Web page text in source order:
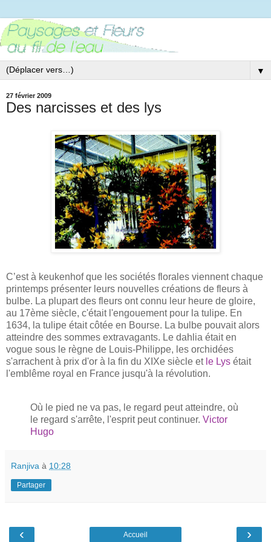
▼
27 février 2009
Des narcisses et des lys
C’est à keukenhof que les sociétés florales viennent chaque
printemps présenter leurs nouvelles créations de fleurs à
bulbe. La plupart des fleurs ont connu leur heure de gloire,
au 17ème siècle, c'était l'engouement pour la tulipe. En
1634, la tulipe était côtée en Bourse. La bulbe pouvait alors
atteindre des sommes extravagants. Le dahlia était en
vogue sous le règne de Louis-Philippe, les orchidées
s'arrachent à prix d'or à la fin du XIXe siècle et le Lys était
l'emblême royal en France jusqu'à la révolution.
Où le pied ne va pas, le regard peut atteindre, où
le regard s'arrête, l'esprit peut continuer. Victor
Hugo
Ranjiva à 10:28
Partager
‹ ›
Accueil